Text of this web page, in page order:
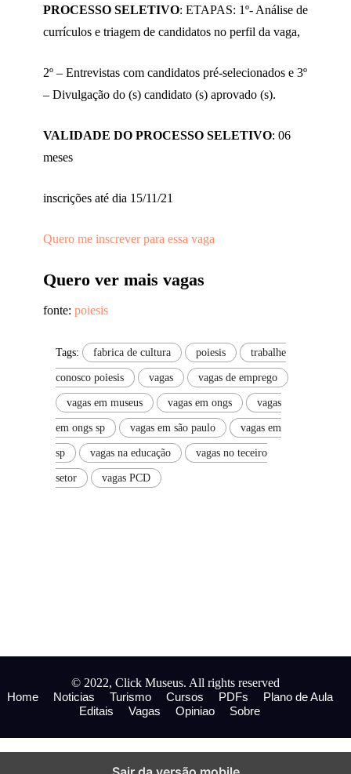
PROCESSO SELETIVO: ETAPAS: 1º- Análise de
currículos e triagem de candidatos no perfil da vaga,
2º – Entrevistas com candidatos pré-selecionados e 3º
– Divulgação do (s) candidato (s) aprovado (s).
VALIDADE DO PROCESSO SELETIVO: 06
meses
inscrições até dia 15/11/21
Quero me inscrever para essa vaga
Quero ver mais vagas
fonte: poiesis
Tags: fabrica de cultura poiesis trabalhe
conosco poiesis vagas vagas de emprego
vagas em museus vagas em ongs vagas
em ongs sp vagas em são paulo vagas em
sp vagas na educação vagas no teceiro
setor vagas PCD
© 2022, Click Museus. All rights reserved
Home
Noticias Turismo Cursos PDFs
Plano de Aula
Editais
Vagas Opiniao Sobre